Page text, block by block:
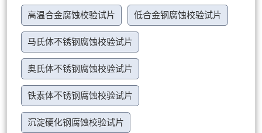
高温合金腐蚀校验试片 低合金钢腐蚀校验试片
马氏体不锈钢腐蚀校验试片
奥氏体不锈钢腐蚀校验试片
铁素体不锈钢腐蚀校验试片
沉淀硬化钢腐蚀校验试片